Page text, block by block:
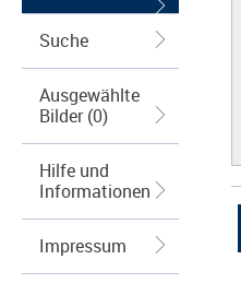
Suche
Ausgewählte
Bilder (0)
Hilfe und
Informationen
Impressum